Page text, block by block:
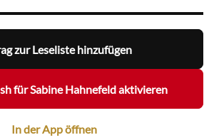
zur Leseliste hinzufügen
für Sabine Hahnefeld aktivieren
In der App öffnen